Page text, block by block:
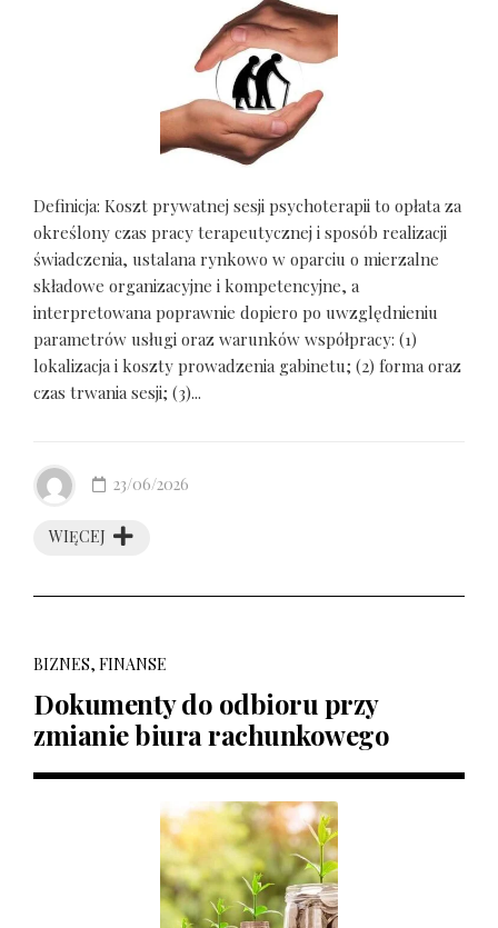
Definicja: Koszt prywatnej sesji psychoterapii to opłata za
określony czas pracy terapeutycznej i sposób realizacji
świadczenia, ustalana rynkowo w oparciu o mierzalne
składowe organizacyjne i kompetencyjne, a
interpretowana poprawnie dopiero po uwzględnieniu
parametrów usługi oraz warunków współpracy: (1)
lokalizacja i koszty prowadzenia gabinetu; (2) forma oraz
czas trwania sesji; (3)...
WIĘCEJ
23/06/2026
BIZNES, FINANSE
Dokumenty do odbioru przy
zmianie biura rachunkowego